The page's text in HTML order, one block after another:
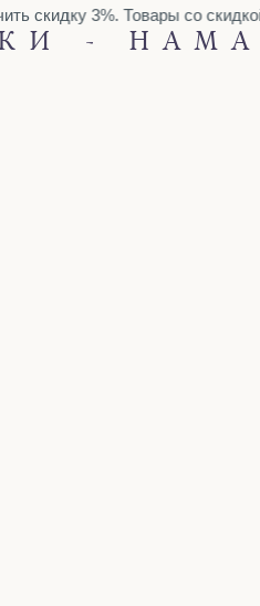
скидку 3%. Товары со
-